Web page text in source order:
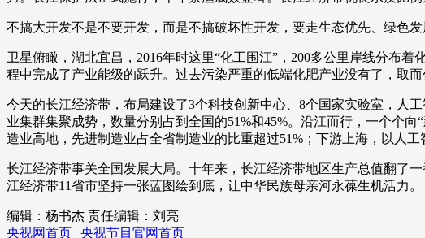
不搞大开发不是不要开发，而是不搞破坏性开发，要走生态优先、绿色发
卫星俯瞰，湖北宜昌，2016年时这里“化工围江”，200多公里岸线分布
程中完成了产业能级的跃升。过去污染严重的低端化肥产业没有了，取
今天的长江经济带，布局建设了3个科技创新中心、8个国家实验室，人
业集群集聚成势，数量分别占到全国的51%和45%。沿江而行，一个个
造业高地，先进制造业占全省制造业的比重超过51%；下游上海，以人
长江经济带事关全国发展大局。十年来，长江经济带地区生产总值翻了
江经济带11省市坚持一张蓝图绘到底，让中华民族母亲河永葆生机活力。
编辑：杨书杰 责任编辑：刘亮
央视网首页 | 央视节目官网首页